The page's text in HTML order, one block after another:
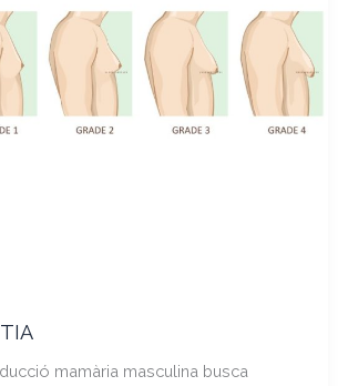
mamària masculina busca